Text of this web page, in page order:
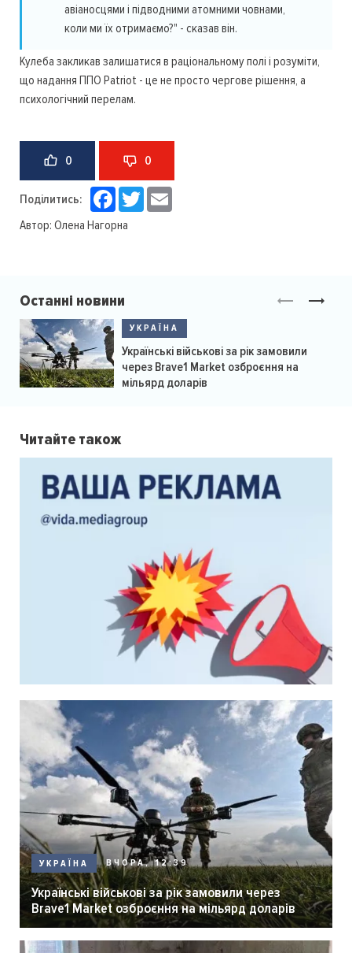
авіаносцями і підводними атомними човнами,
коли ми їх отримаємо?" - сказав він.
Кулеба закликав залишатися в раціональному полі і розуміти,
що надання ППО Patriot - це не просто чергове рішення, а
психологічний перелам.
0 0
Поділитись: Facebook
Twitter
Автор: Олена Нагорна
Останні новини
УКРАЇНА
Українські військові за рік замовили
через Brave1 Market озброєння на
мільярд доларів
Читайте також
УКРАЇНА ВЧОРА, 12:39
Українські військові за рік замовили через
Brave1 Market озброєння на мільярд доларів